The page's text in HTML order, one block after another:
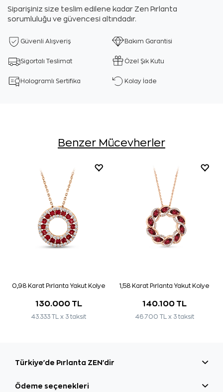
Siparişiniz size teslim edilene kadar Zen Pırlanta
sorumluluğu ve güvencesi altındadır.
Güvenli Alışveriş Bakım Garantisi
Sigortalı Teslimat Özel Şık Kutu
Hologramlı Sertifika Kolay İade
Benzer Mücevherler
0,98 Karat Pırlanta Yakut Kolye
130.000 TL
43.333 TL x 3 taksit
1,58 Karat Pırlanta Yakut Kolye
140.100 TL
46.700 TL x 3 taksit
Türkiye'de Pırlanta ZEN'dir
Ödeme seçenekleri